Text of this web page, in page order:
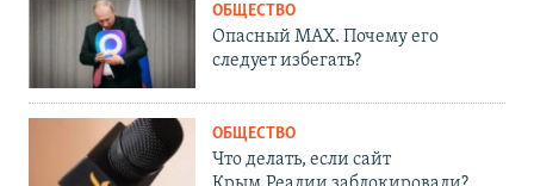
ОБЩЕСТВО
Опасный MAX. Почему его
следует избегать?
ОБЩЕСТВО
Что делать, если сайт